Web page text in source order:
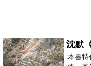
本書